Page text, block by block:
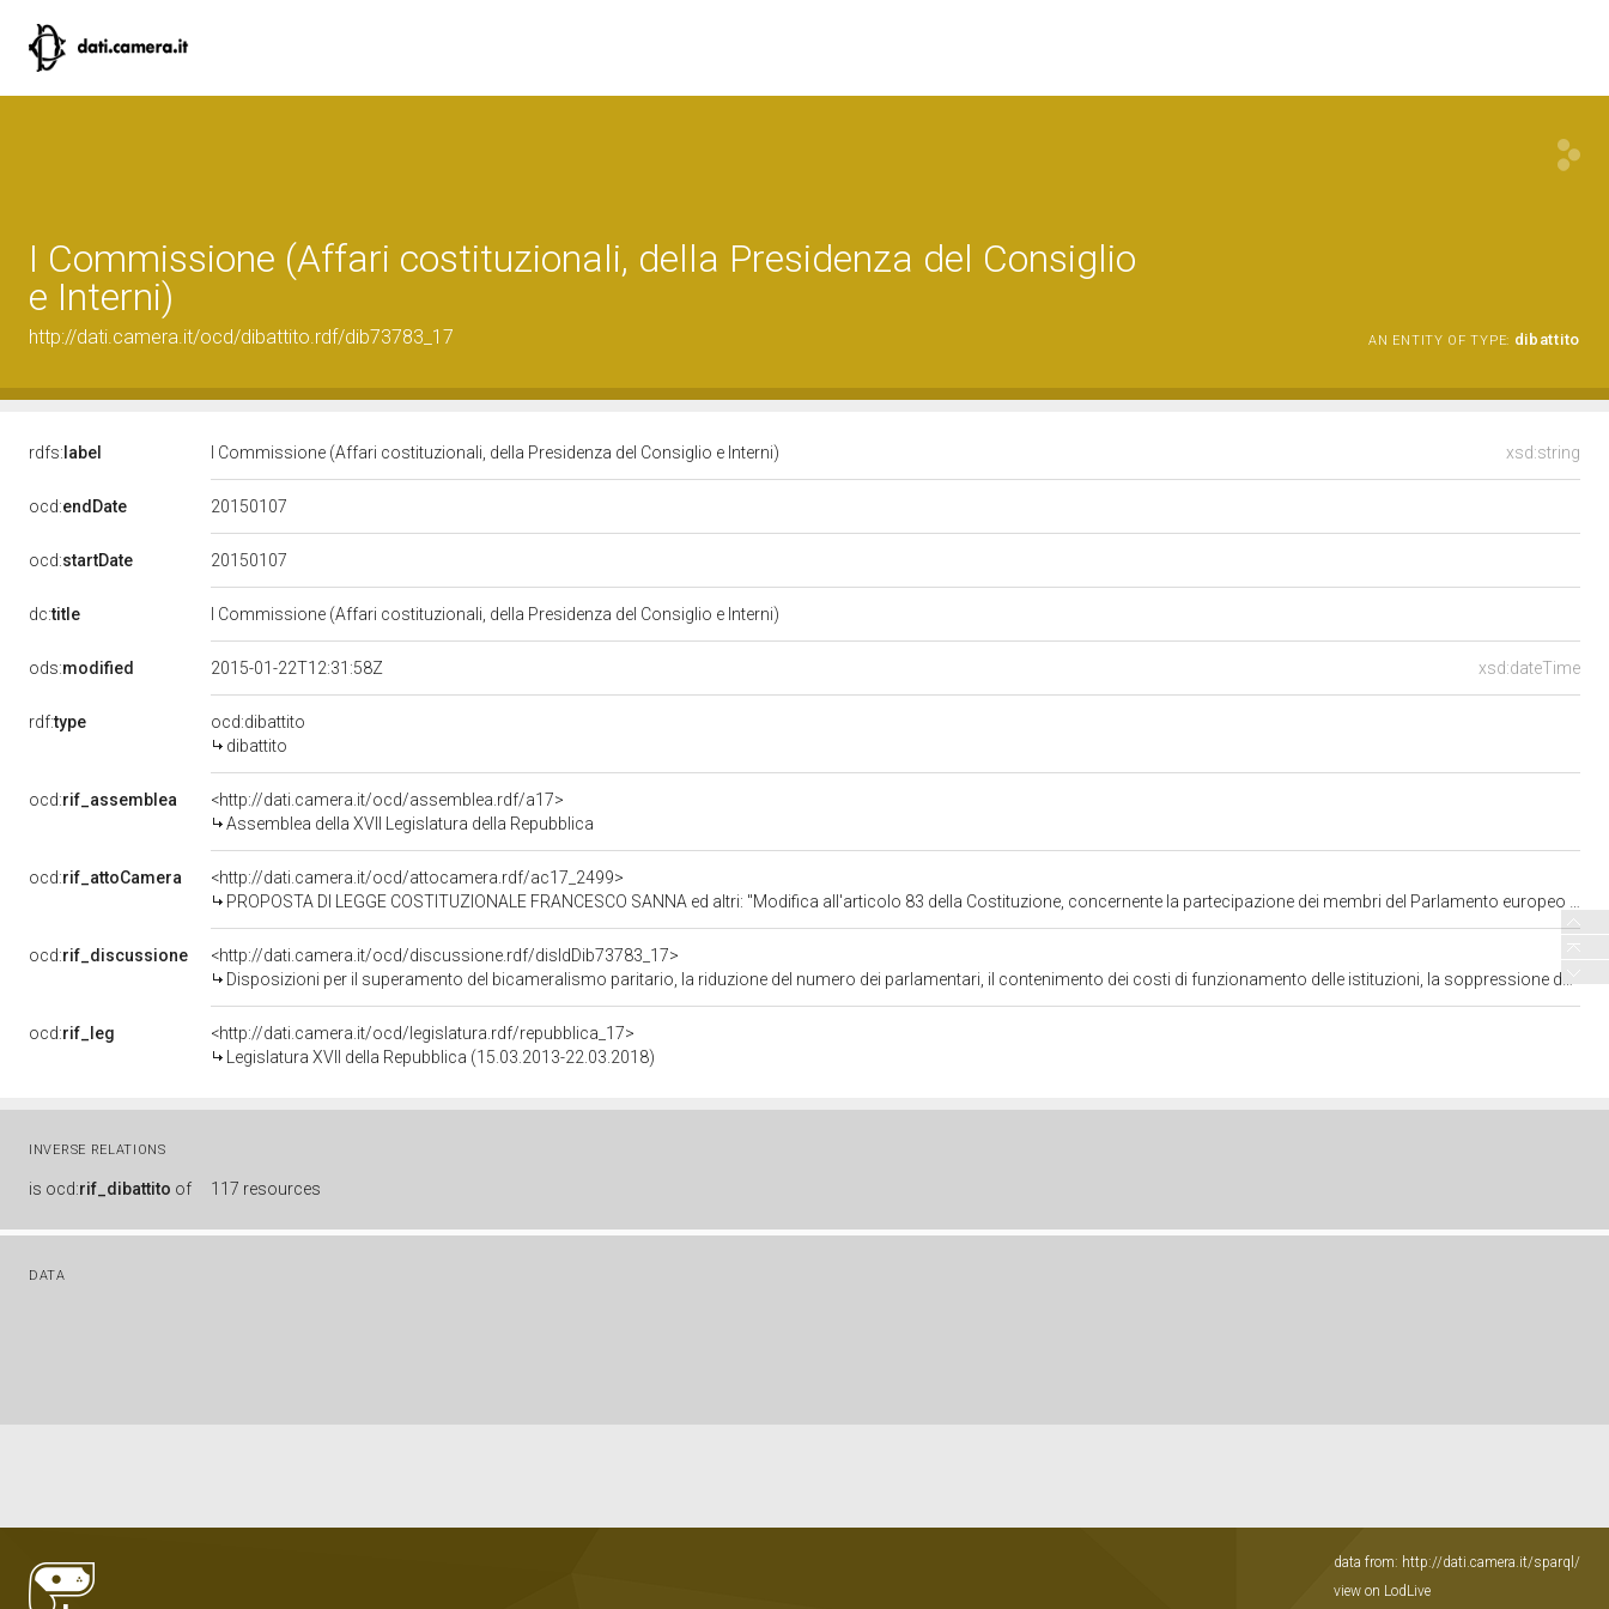
I Commissione (Affari costituzionali, della Presidenza del Consiglio
e Interni)
http://dati.camera.it/ocd/dibattito.rdf/dib73783_17 AN ENTITY OF TYPE: dibattito
rdfs: label xsd:string
I Commissione (Affari costituzionali, della Presidenza del Consiglio e Interni)
ocd:endDate 20150107
ocd:startDate 20150107
dc:title I Commissione (Affari costituzionali, della Presidenza del Consiglio e Interni)
ods:modified xsd:dateTime
2015-01-22T12:31:58Z
rdf:type
ocd:dibattito
dibattito
ocd:rif_assemblea
<http://dati.camera.it/ocd/assemblea.rdf/a17>
Assemblea della XVII Legislatura della Repubblica
ocd:rif_attoCamera
<http://dati.camera.it/ocd/attocamera.rdf/ac17_2499>
PROPOSTA DI LEGGE COSTITUZIONALE FRANCESCO SANNA ed altri: "Modifica all'articolo 83 della Costituzione, concernente la partecipazione dei membri del Parlamento europeo spettanti all'Italia all'elezione del Presidente della Repubblica" (2499)
ocd:rif_discussione
<http://dati.camera.it/ocd/discussione.rdf/disIdDib73783_17>
Disposizioni per il superamento del bicameralismo paritario, la riduzione del numero dei parlamentari, il contenimento dei costi di funzionamento delle istituzioni, la soppressione del CNEL e la revisione del titolo V della parte II della Costituzione. Emendamenti C. 2613-8-14-21-32-33-34-148-177-178-179-180-243-247-284-329-355-357-379-398-399-466-568-579-580-581-582-757-758-839-861-939-1002-1259-1273-1319-1439-1543-1660-1706-1748-1925-1953-2051-2147-2221-2227-2293-2329-2338-2378-2402-2423-2441-2458-2462-2499-A
ocd:rif_leg
<http://dati.camera.it/ocd/legislatura.rdf/repubblica_17>
Legislatura XVII della Repubblica (15.03.2013-22.03.2018)
INVERSE RELATIONS
is ocd:rif_dibattito of 117 resources
DATA
data from: http://dati.camera.it/sparql/
view on LodLive